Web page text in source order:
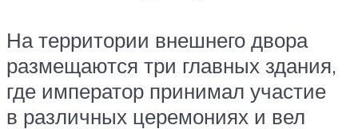
На территории внешнего двора
размещаются три главных здания,
где император принимал участие
в различных церемониях и вел